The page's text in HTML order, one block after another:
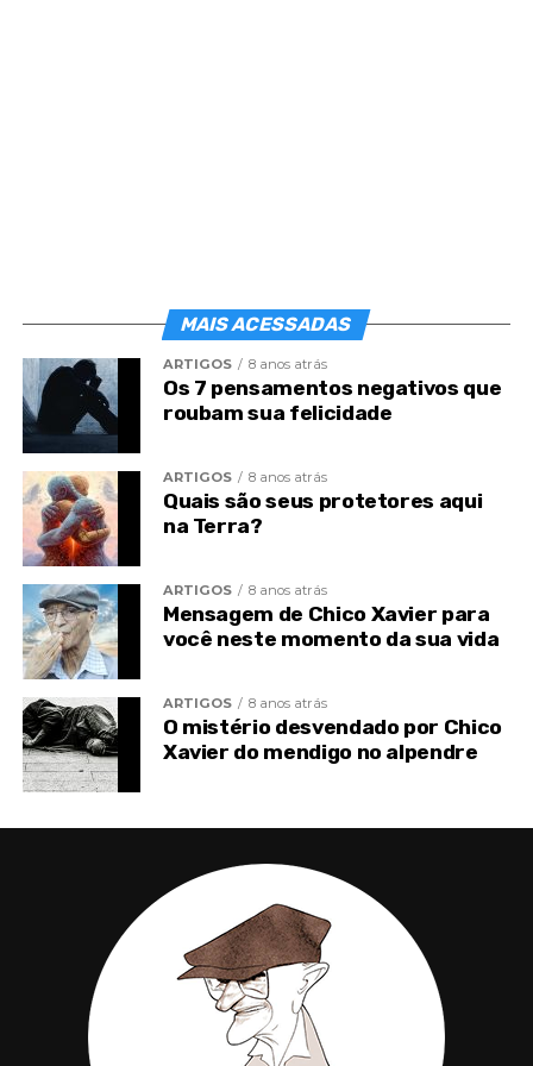
Pois elas atuam diretamente em cada
um desses pontos, podendo facilmente
causar desequilíbrios. Assim, provocando
inúmeras doenças para o corpo físico,
afetando o mental e o espiritual.
MAIS ACESSADAS
ARTIGOS 8 anos atrás
Os 7 pensamentos negativos que
roubam sua felicidade
ARTIGOS 8 anos atrás
Quais são seus protetores aqui
na Terra?
ARTIGOS 8 anos atrás
Mensagem de Chico Xavier para
você neste momento da sua vida
ARTIGOS 8 anos atrás
O mistério desvendado por Chico
Xavier do mendigo no alpendre